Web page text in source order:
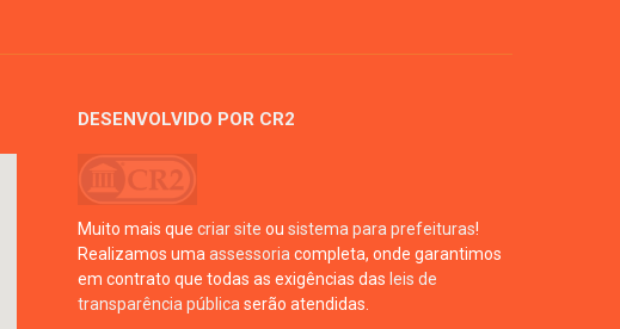
DESENVOLVIDO POR CR2
Muito mais que criar site ou sistema para prefeituras!
Realizamos uma assessoria completa, onde garantimos
em contrato que todas as exigências das leis de
transparência pública serão atendidas.